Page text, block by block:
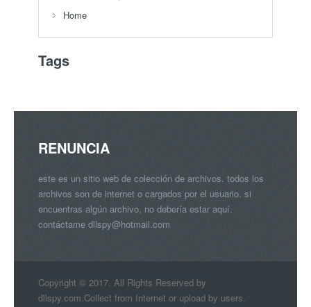
Home
Tags
RENUNCIA
este es un sitio web de colección de archivos. todos los
archivos son de internet o cargados por el usuario. si
encuentras algún archivo, no debería estar aquí.
contáctame dllspy@hotmail.com
Copyright © 2017. All Rights Reserved by
dllspy.com.Collect from Internet or upload by users.